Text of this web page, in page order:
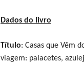
Dados do livro
Título: Casas que Vêm
viagem: palacetes,